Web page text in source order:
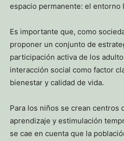
espacio permanente: el entorno
Es importante que, como
proponer un conjunto de
participación activa de los
interacción social como factor
bienestar y calidad de vida.
Para los niños se crean centros
aprendizaje y estimulación
se cae en cuenta que la